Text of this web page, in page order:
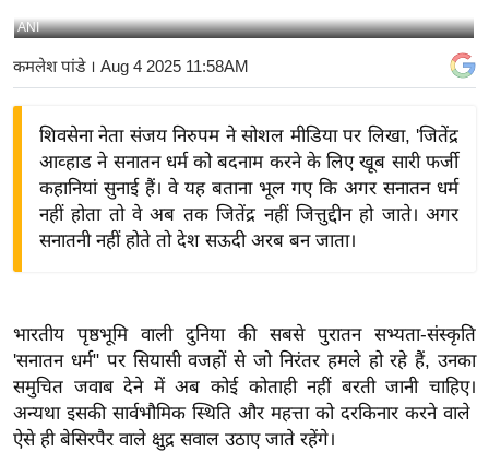
ष्ट्री
बि
द्यो
त
वि
शे
ष
ANI
कमलेश पांडे। Aug 4 2025 11:58AM
शिवसेना नेता संजय निरुपम ने सोशल मीडिया पर लिखा, 'जितेंद्र
आव्हाड ने सनातन धर्म को बदनाम करने के लिए खूब सारी फर्जी
कहानियां सुनाई हैं। वे यह बताना भूल गए कि अगर सनातन धर्म
नहीं होता तो वे अब तक जितेंद्र नहीं जित्तुद्दीन हो जाते। अगर
सनातनी नहीं होते तो देश सऊदी अरब बन जाता।
भारतीय पृष्ठभूमि वाली दुनिया की सबसे पुरातन सभ्यता-संस्कृति
'सनातन धर्म" पर सियासी वजहों से जो निरंतर हमले हो रहे हैं, उनका
समुचित जवाब देने में अब कोई कोताही नहीं बरती जानी चाहिए।
अन्यथा इसकी सार्वभौमिक स्थिति और महत्ता को दरकिनार करने वाले
ऐसे ही बेसिरपैर वाले क्षुद्र सवाल उठाए जाते रहेंगे।